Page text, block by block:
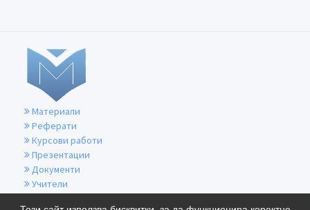
Материали
Реферати
Курсови работи
Презентации
Документи
Учители